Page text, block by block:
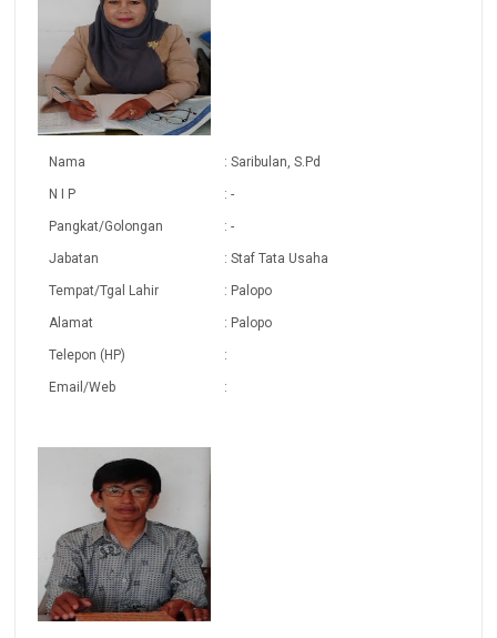
Nama : Saribulan, S.Pd
N I P : -
Pangkat/Golongan : -
Jabatan : Staf Tata Usaha
Tempat/Tgal Lahir : Palopo
Alamat : Palopo
Telepon (HP) :
Email/Web :